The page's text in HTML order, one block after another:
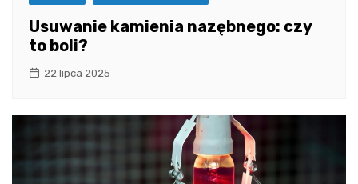
Usuwanie kamienia nazębnego: czy
to boli?
22 lipca 2025